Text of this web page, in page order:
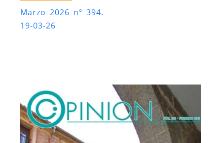
Marzo 2026 nº 394.
19-03-26